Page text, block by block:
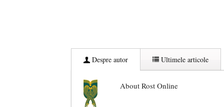
Despre autor Ultimele articole
About Rost Online